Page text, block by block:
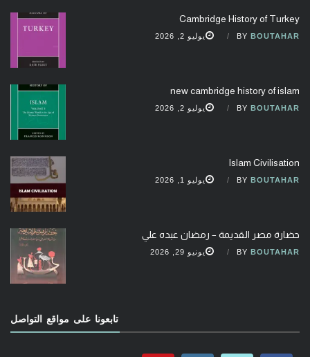
Cambridge History of Turkey
BY BOUTAHAR يوليو 2, 2026
new cambridge history of islam
BY BOUTAHAR يوليو 2, 2026
Islam Civilisation
BY BOUTAHAR يوليو 1, 2026
حضارة مصر القديمة – رمضان عبده علي
BY BOUTAHAR يونيو 29, 2026
تابعونا على مواقع التواصل